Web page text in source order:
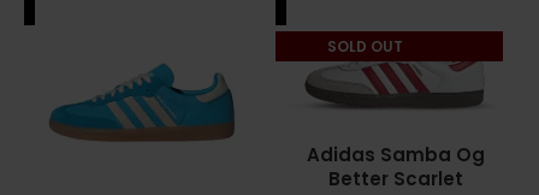
SOLD OUT
Adidas Samba Og
Better Scarlet